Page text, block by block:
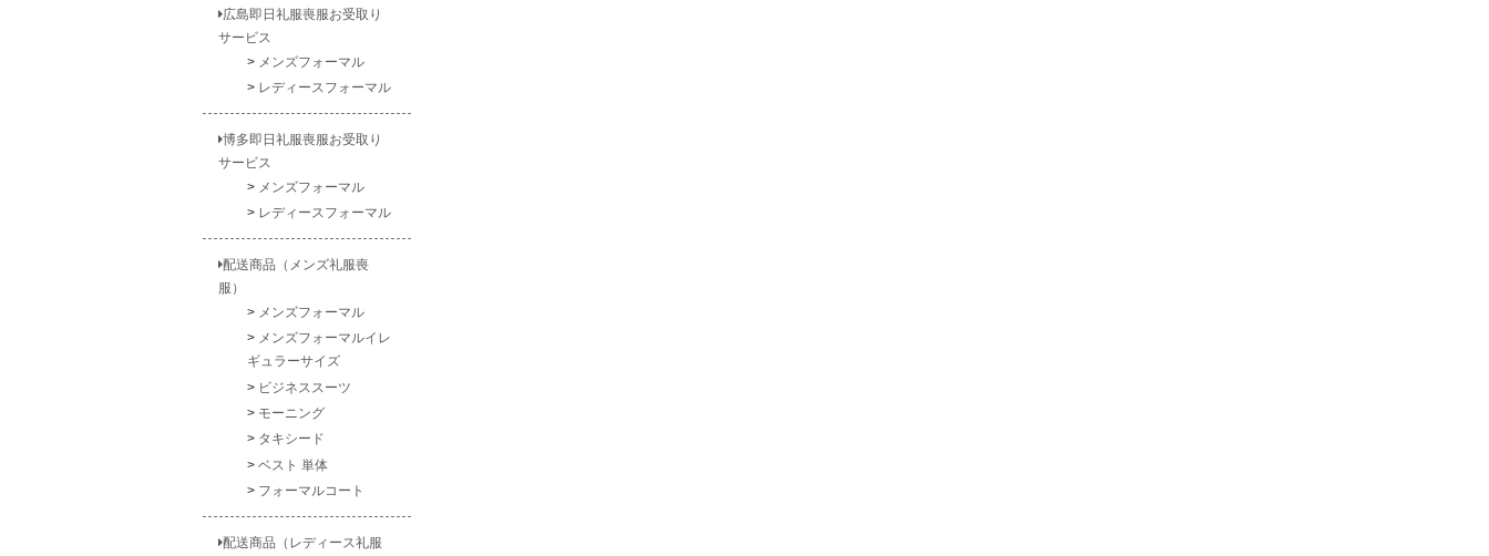
広島即日礼服喪服お受取り
サービス
メンズフォーマル
レディースフォーマル
博多即日礼服喪服お受取り
サービス
メンズフォーマル
レディースフォーマル
配送商品（メンズ礼服喪
服）
メンズフォーマル
メンズフォーマルイレ
ギュラーサイズ
ビジネススーツ
モーニング
タキシード
ベスト 単体
フォーマルコート
配送商品（レディース礼服